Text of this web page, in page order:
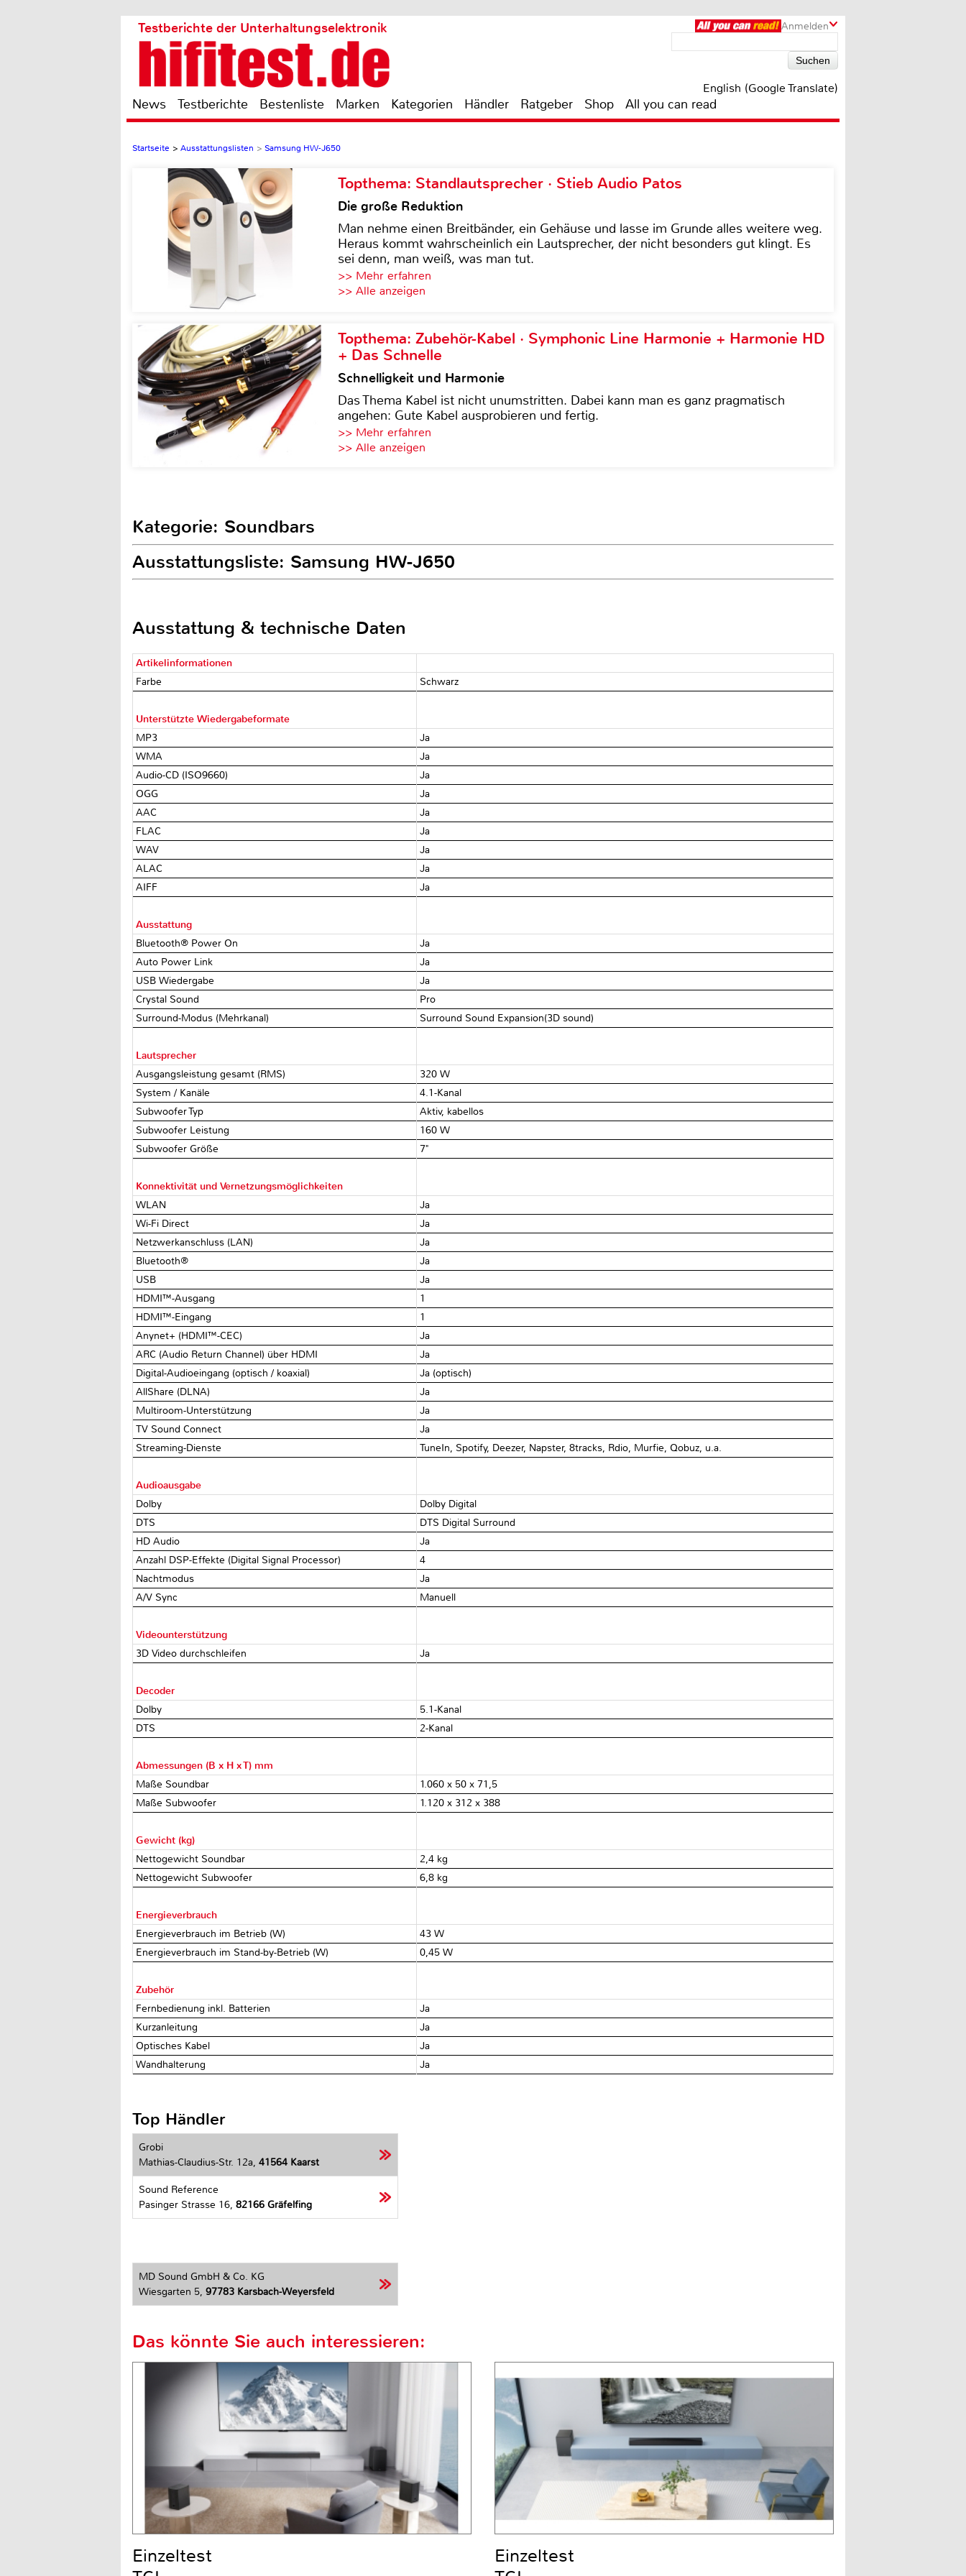
Anmelden
Testberichte der Unterhaltungselektronik
English (Google Translate)
News Testberichte Bestenliste Marken Kategorien Händler Ratgeber Shop All you can read
Startseite > Ausstattungslisten > Samsung HW-J650
Topthema: Standlautsprecher · Stieb Audio Patos
Die große Reduktion
Man nehme einen Breitbänder, ein Gehäuse und lasse im Grunde alles weitere weg.
Heraus kommt wahrscheinlich ein Lautsprecher, der nicht besonders gut klingt. Es
sei denn, man weiß, was man tut.
>> Mehr erfahren
>> Alle anzeigen
Topthema: Zubehör-Kabel · Symphonic Line Harmonie + Harmonie HD
+ Das Schnelle
Schnelligkeit und Harmonie
Das Thema Kabel ist nicht unumstritten. Dabei kann man es ganz pragmatisch
angehen: Gute Kabel ausprobieren und fertig.
>> Mehr erfahren
>> Alle anzeigen
Kategorie: Soundbars
Ausstattungsliste: Samsung HW-J650
Ausstattung & technische Daten
Artikelinformationen
Farbe
Schwarz
Unterstützte Wiedergabeformate
MP3
Ja
WMA
Ja
Audio-CD (ISO9660)
Ja
OGG
Ja
AAC
Ja
FLAC
Ja
WAV
Ja
ALAC
Ja
AIFF
Ja
Ausstattung
Bluetooth® Power On
Ja
Auto Power Link
Ja
USB Wiedergabe
Ja
Crystal Sound
Pro
Surround-Modus (Mehrkanal)
Surround Sound Expansion(3D sound)
Lautsprecher
Ausgangsleistung gesamt (RMS)
320 W
System / Kanäle
4.1-Kanal
Subwoofer Typ
Aktiv, kabellos
Subwoofer Leistung
160 W
Subwoofer Größe
7"
Konnektivität und Vernetzungsmöglichkeiten
WLAN
Ja
Wi-Fi Direct
Ja
Netzwerkanschluss (LAN)
Ja
Bluetooth®
Ja
USB
Ja
HDMI™-Ausgang
1
HDMI™-Eingang
1
Anynet+ (HDMI™-CEC)
Ja
ARC (Audio Return Channel) über HDMI
Ja
Digital-Audioeingang (optisch / koaxial)
Ja (optisch)
AllShare (DLNA)
Ja
Multiroom-Unterstützung
Ja
TV Sound Connect
Ja
Streaming-Dienste
TuneIn, Spotify, Deezer, Napster, 8tracks, Rdio, Murfie, Qobuz, u.a.
Audioausgabe
Dolby
Dolby Digital
DTS
DTS Digital Surround
HD Audio
Ja
Anzahl DSP-Effekte (Digital Signal Processor)
4
Nachtmodus
Ja
A/V Sync
Manuell
Videounterstützung
3D Video durchschleifen
Ja
Decoder
Dolby
5.1-Kanal
DTS
2-Kanal
Abmessungen (B x H x T) mm
Maße Soundbar
1.060 x 50 x 71,5
Maße Subwoofer
1.120 x 312 x 388
Gewicht (kg)
Nettogewicht Soundbar
2,4 kg
Nettogewicht Subwoofer
6,8 kg
Energieverbrauch
Energieverbrauch im Betrieb (W)
43 W
Energieverbrauch im Stand-by-Betrieb (W)
0,45 W
Zubehör
Fernbedienung inkl. Batterien
Ja
Kurzanleitung
Ja
Optisches Kabel
Ja
Wandhalterung
Ja
Top Händler
Grobi
Mathias-Claudius-Str. 12a, 41564 Kaarst
Sound Reference
Pasinger Strasse 16, 82166 Gräfelfing
MD Sound GmbH & Co. KG
Wiesgarten 5, 97783 Karsbach-Weyersfeld
Das könnte Sie auch interessieren:
Einzeltest
Einzeltest